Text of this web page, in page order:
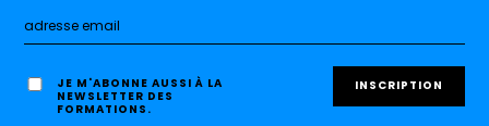
JE M'ABONNE AUSSI À LA
NEWSLETTER DES
FORMATIONS.